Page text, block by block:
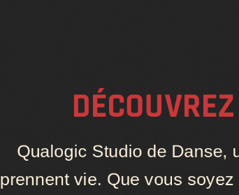
Qualogic Studio de Danse,
prennent vie. Que vous